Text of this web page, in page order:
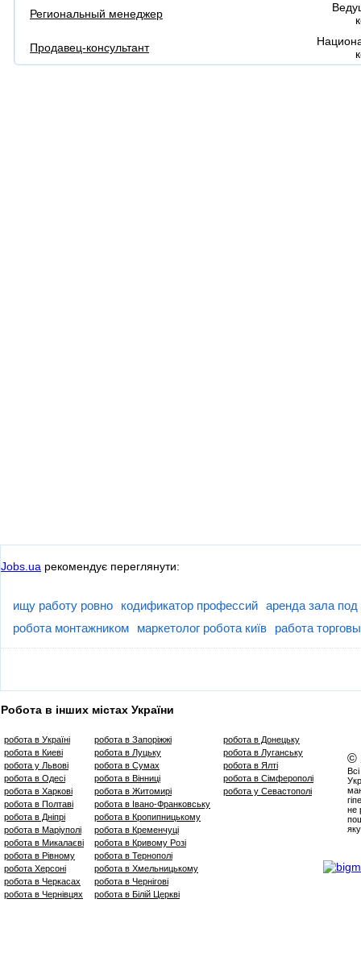
Региональный менеджер
Продавец-консультант
Jobs.ua рекомендує переглянути:
ищу работу ровно кодификатор профессий аренда зала под
робота монтажником
маркетолог робота київ работа
Робота в інших містах України
робота в Україні
робота в Киеві
робота у Львові
робота в Одесі
робота в Харкові
робота в Полтаві
робота в Дніпрі
робота в Маріуполі
робота в Микалаєві
робота в Рівному
робота Херсоні
робота в Черкасах
робота в Чернівцях
робота в Запоріжжі
робота в Луцьку
робота в Сумах
робота в Вінниці
робота в Житомирі
робота в Івано-Франковську
робота в Кропипницькому
робота в Кременчуці
робота в Кривому Розі
робота в Тернополі
робота в Хмельницькому
робота в Чернігові
робота в Білій Церкві
робота в Донецьку
робота в Луганську
робота в Ялті
робота в Сімферополі
робота у Севастополі
©
не